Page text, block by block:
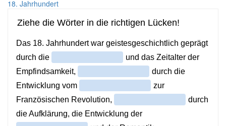
18. Jahrhundert